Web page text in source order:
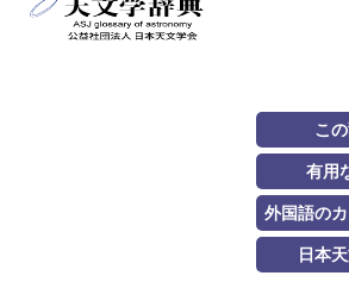
こ
有用
外国語の
日本